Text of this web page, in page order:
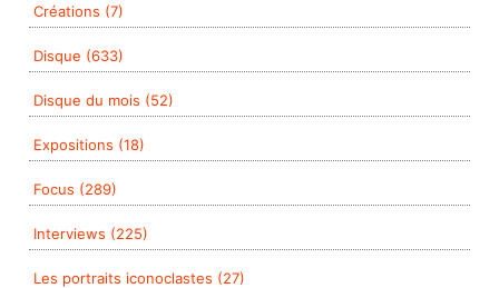
Créations (7)
Disque (633)
Disque du mois (52)
Expositions (18)
Focus (289)
Interviews (225)
Les portraits iconoclastes (27)